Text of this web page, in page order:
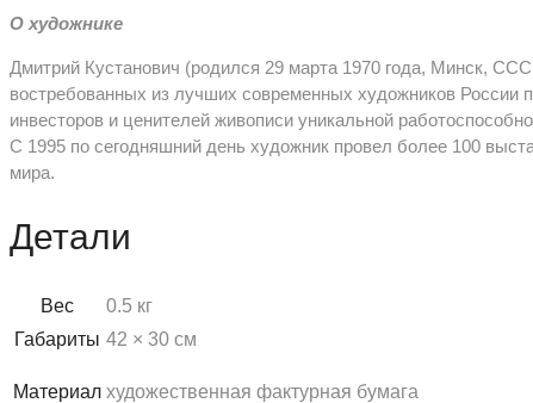
О художнике
Дмитрий Кустанович (родился 29 марта 1970 года, Минск,
востребованных из лучших современных художников России
инвесторов и ценителей живописи уникальной
С 1995 по сегодняшний день художник провел более 100
мира.
Детали
Вес
0.5 кг
Габариты 42 × 30 см
Материал художественная фактурная бумага